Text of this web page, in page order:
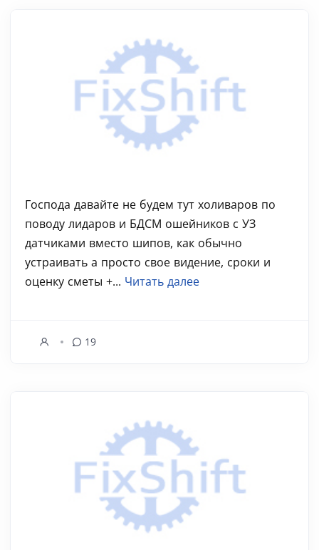
Господа давайте не будем тут холиваров по
поводу лидаров и БДСМ ошейников с УЗ
датчиками вместо шипов, как обычно
устраивать а просто свое видение, сроки и
оценку сметы +... Читать далее
19